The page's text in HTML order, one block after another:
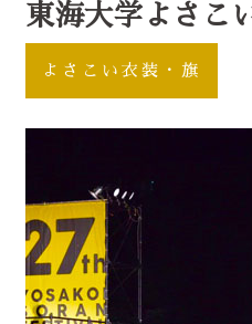
東海大学よさこ
よさこい衣装・旗